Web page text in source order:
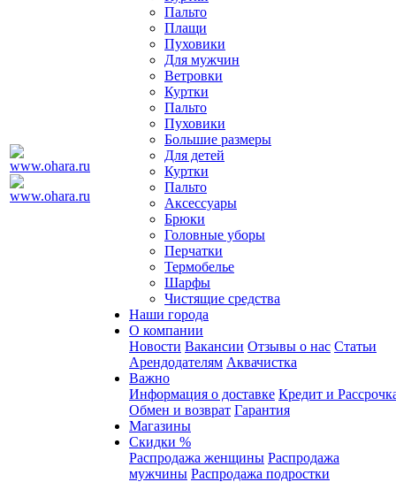
Пальто
Плащи
Пуховики
Для мужчин
Ветровки
Куртки
Пальто
Пуховики
Большие размеры
Для детей
Куртки
Пальто
Аксессуары
Брюки
Головные уборы
Перчатки
Термобелье
Шарфы
Чистящие средства
Наши города
О компании
Новости Вакансии Отзывы о нас Статьи
Арендодателям Аквачистка
Важно
Информация о доставке Кредит и
Обмен и возврат Гарантия
Магазины
Скидки %
Распродажа женщины Распродажа
мужчины Распродажа подростки